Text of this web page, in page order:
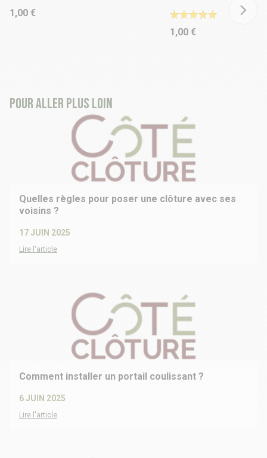
1,00 €
1,00 €
Pour aller plus loin
Quelles règles pour poser une clôture avec ses
voisins ?
17 JUIN 2025
Lire l'article
Comment installer un portail coulissant ?
6 JUIN 2025
Lire l'article